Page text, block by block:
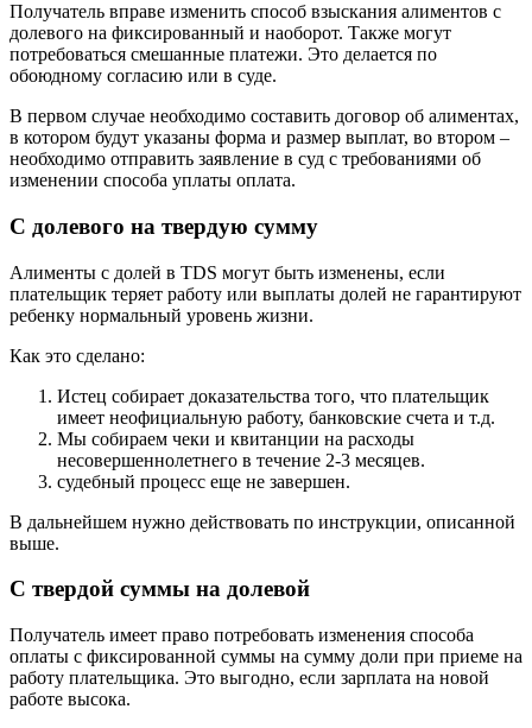
Получатель вправе изменить способ взыскания алиментов с
долевого на фиксированный и наоборот. Также могут
потребоваться смешанные платежи. Это делается по
обоюдному согласию или в суде.
В первом случае необходимо составить договор об алиментах,
в котором будут указаны форма и размер выплат, во втором –
необходимо отправить заявление в суд с требованиями об
изменении способа уплаты оплата.
С долевого на твердую сумму
Алименты с долей в TDS могут быть изменены, если
плательщик теряет работу или выплаты долей не гарантируют
ребенку нормальный уровень жизни.
Как это сделано:
Истец собирает доказательства того, что плательщик
имеет неофициальную работу, банковские счета и т.д.
Мы собираем чеки и квитанции на расходы
несовершеннолетнего в течение 2-3 месяцев.
судебный процесс еще не завершен.
В дальнейшем нужно действовать по инструкции, описанной
выше.
С твердой суммы на долевой
Получатель имеет право потребовать изменения способа
оплаты с фиксированной суммы на сумму доли при приеме на
работу плательщика. Это выгодно, если зарплата на новой
работе высока.